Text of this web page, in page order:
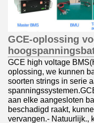
GCE-oplossing
GCE high voltage
oplossing, we kunnen
soorten strings in serie
aan elke aangesloten
beschadigd raakt,
vervangen.- Natuurlijk.,